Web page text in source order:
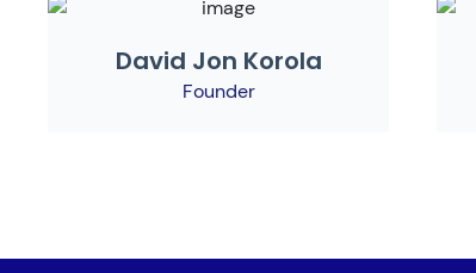
David Jon Korola
Founder